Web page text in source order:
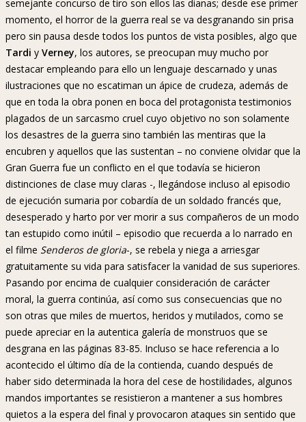
semejante concurso de tiro son ellos las dianas; desde ese primer
momento, el horror de la guerra real se va desgranando sin prisa
pero sin pausa desde todos los puntos de vista posibles, algo que
Tardi y Verney, los autores, se preocupan muy mucho por
destacar empleando para ello un lenguaje descarnado y unas
ilustraciones que no escatiman un ápice de crudeza, además de
que en toda la obra ponen en boca del protagonista testimonios
plagados de un sarcasmo cruel cuyo objetivo no son solamente
los desastres de la guerra sino también las mentiras que la
encubren y aquellos que las sustentan – no conviene olvidar que la
Gran Guerra fue un conflicto en el que todavía se hicieron
distinciones de clase muy claras -, llegándose incluso al episodio
de ejecución sumaria por cobardía de un soldado francés que,
desesperado y harto por ver morir a sus compañeros de un modo
tan estupido como inútil – episodio que recuerda a lo narrado en
el filme Senderos de gloria-, se rebela y niega a arriesgar
gratuitamente su vida para satisfacer la vanidad de sus superiores.
Pasando por encima de cualquier consideración de carácter
moral, la guerra continúa, así como sus consecuencias que no
son otras que miles de muertos, heridos y mutilados, como se
puede apreciar en la autentica galería de monstruos que se
desgrana en las páginas 83-85. Incluso se hace referencia a lo
acontecido el último día de la contienda, cuando después de
haber sido determinada la hora del cese de hostilidades, algunos
mandos importantes se resistieron a mantener a sus hombres
quietos a la espera del final y provocaron ataques sin sentido que